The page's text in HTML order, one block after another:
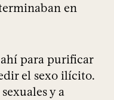
en
para purificar
el sexo ilícito.
y a